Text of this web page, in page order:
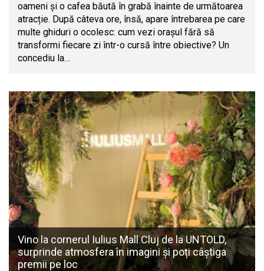
oameni și o cafea băută în grabă înainte de următoarea
atracție. După câteva ore, însă, apare întrebarea pe care
multe ghiduri o ocolesc: cum vezi orașul fără să
transformi fiecare zi într-o cursă între obiective? Un
concediu la…
Vino la cornerul Iulius Mall Cluj de la UNTOLD,
surprinde atmosfera în imagini și poți câștiga
premii pe loc